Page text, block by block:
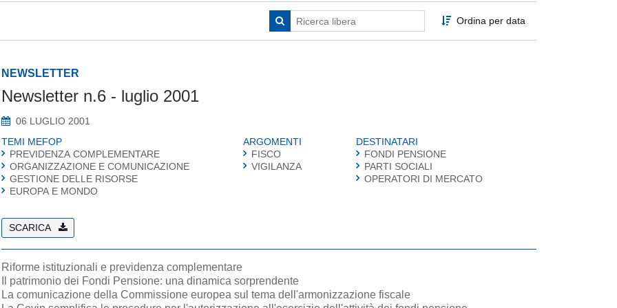
Ordina per data
NEWSLETTER
Newsletter n.6 - luglio 2001
06 LUGLIO 2001
TEMI MEFOP
PREVIDENZA COMPLEMENTARE
ORGANIZZAZIONE E COMUNICAZIONE
GESTIONE DELLE RISORSE
EUROPA E MONDO
ARGOMENTI
FISCO
VIGILANZA
DESTINATARI
FONDI PENSIONE
PARTI SOCIALI
OPERATORI DI MERCATO
SCARICA
Riforme istituzionali e previdenza complementare
Il patrimonio dei Fondi Pensione: una dinamica sorprendente
La comunicazione della Commissione europea sul tema dell'armonizzazione fiscale